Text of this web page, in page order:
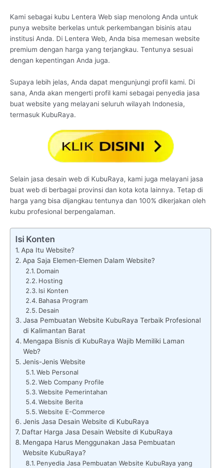
Kami sebagai kubu Lentera Web siap menolong Anda untuk
punya website berkelas untuk perkembangan bisinis atau
institusi Anda. Di Lentera Web, Anda bisa memesan website
premium dengan harga yang terjangkau. Tentunya sesuai
dengan kepentingan Anda juga.
Supaya lebih jelas, Anda dapat mengunjungi profil kami. Di
sana, Anda akan mengerti profil kami sebagai penyedia jasa
buat website yang melayani seluruh wilayah Indonesia,
termasuk KubuRaya.
Selain jasa desain web di KubuRaya, kami juga melayani jasa
buat web di berbagai provinsi dan kota kota lainnya. Tetap di
harga yang bisa dijangkau tentunya dan 100% dikerjakan oleh
kubu profesional berpengalaman.
Isi Konten
Apa Itu Website?
Apa Saja Elemen-Elemen Dalam Website?
Domain
Hosting
Isi Konten
Bahasa Program
Desain
Jasa Pembuatan Website KubuRaya Terbaik Profesional
di Kalimantan Barat
Mengapa Bisnis di KubuRaya Wajib Memiliki Laman
Web?
Jenis-Jenis Website
Web Personal
Web Company Profile
Website Pemerintahan
Website Berita
Website E-Commerce
Jenis Jasa Desain Website di KubuRaya
Daftar Harga Jasa Desain Website di KubuRaya
Mengapa Harus Menggunakan Jasa Pembuatan
Website KubuRaya?
Penyedia Jasa Pembuatan Website KubuRaya yang